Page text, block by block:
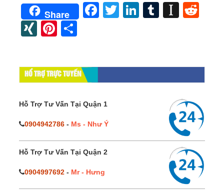
Share Facebook
TwitterLinkedIn
Tumblr
XINGPinterest
HỔ TRỢ TRỰC TUYẾN
Hỗ Trợ Tư Vấn Tại Quận 1
0904942786 - Ms - Như Ý
Hỗ Trợ Tư Vấn Tại Quận 2
0904997692 - Mr - Hưng